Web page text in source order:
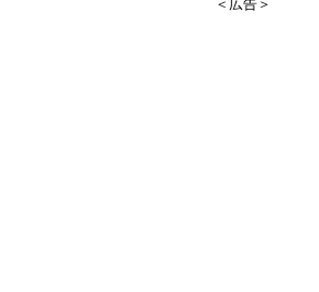
＜広告＞